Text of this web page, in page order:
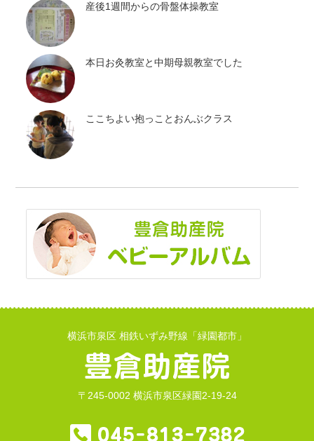
産後1週間からの骨盤体操教室
本日お灸教室と中期母親教室でした
ここちよい抱っことおんぶクラス
横浜市泉区 相鉄いずみ野線「緑園都市」
〒245-0002 横浜市泉区緑園2-19-24